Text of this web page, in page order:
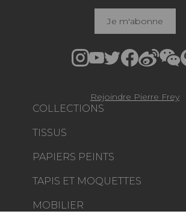
COLLECTIONS
TISSUS
PAPIERS PEINTS
TAPIS ET MOQUETTES
MOBILIER
Je m'abonne
Rejoindre Pierre Frey